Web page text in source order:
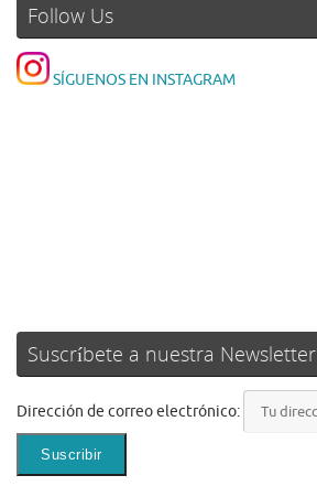
Follow Us
SÍGUENOS EN INSTAGRAM
Suscríbete a nuestra Newsletter
Dirección de correo electrónico: